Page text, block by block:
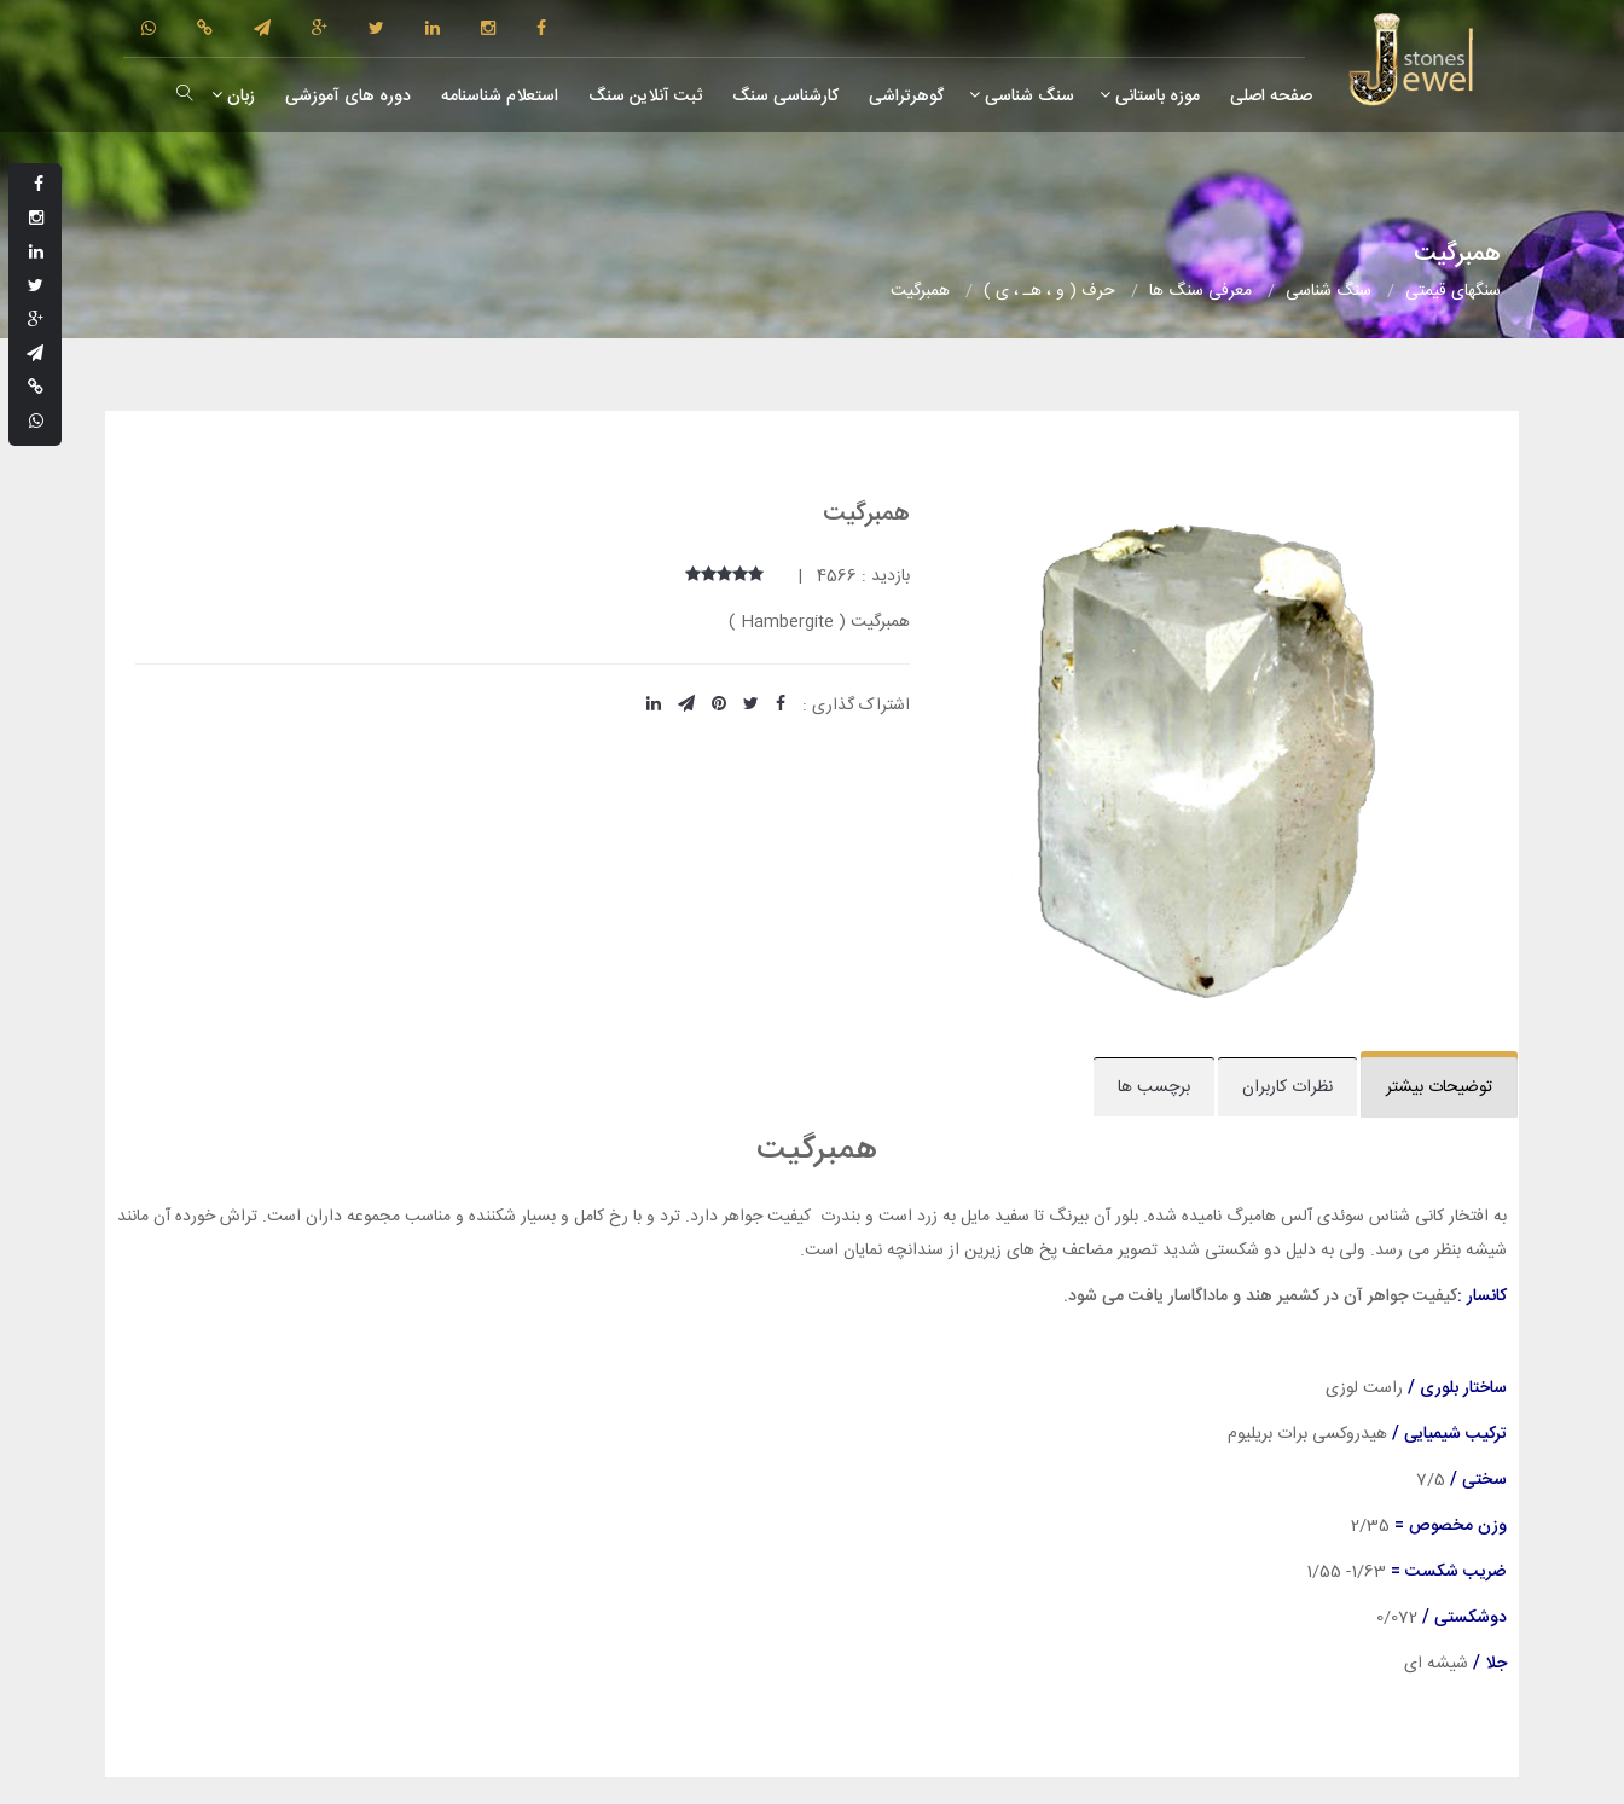
صفحه اصلی موزه باستانی سنگ شناسی گوهرتراشی کارشناسی سنگ ثبت آنلاین سنگ استعلام شناسنامه دوره های آموزشی زبان
همبرگیت
سنگهای قیمتی سنگ شناسی معرفی سنگ ها حرف ( و ، هـ ، ی ) همبرگیت
همبرگیت
بازدید : 4566 |
همبرگیت ( Hambergite )
اشتراک گذاری :
توضیحات بیشتر نظرات کاربران برچسب ها
همبرگیت
به افتخار کانی شناس سوئدی آلس هامبرگ نامیده شده. بلور آن بیرنگ تا سفید مایل به زرد است و بندرت کیفیت جواهر دارد. ترد و با رخ کامل و بسیار شکننده و مناسب مجموعه داران است. تراش خورده آن مانند
شیشه بنظر می رسد. ولی به دلیل دو شکستی شدید تصویر مضاعف پخ های زیرین از سندانچه نمایان است.
کانسار :کیفیت جواهر آن در کشمیر هند و ماداگاسار یافت می شود.
ساختار بلوری / راست لوزی
ترکیب شیمیایی /هیدروکسی برات بریلیوم
سختی / 7/5
وزن مخصوص = /35
ضریب شکست =
دوشکستی /
جلا / شیشه ای